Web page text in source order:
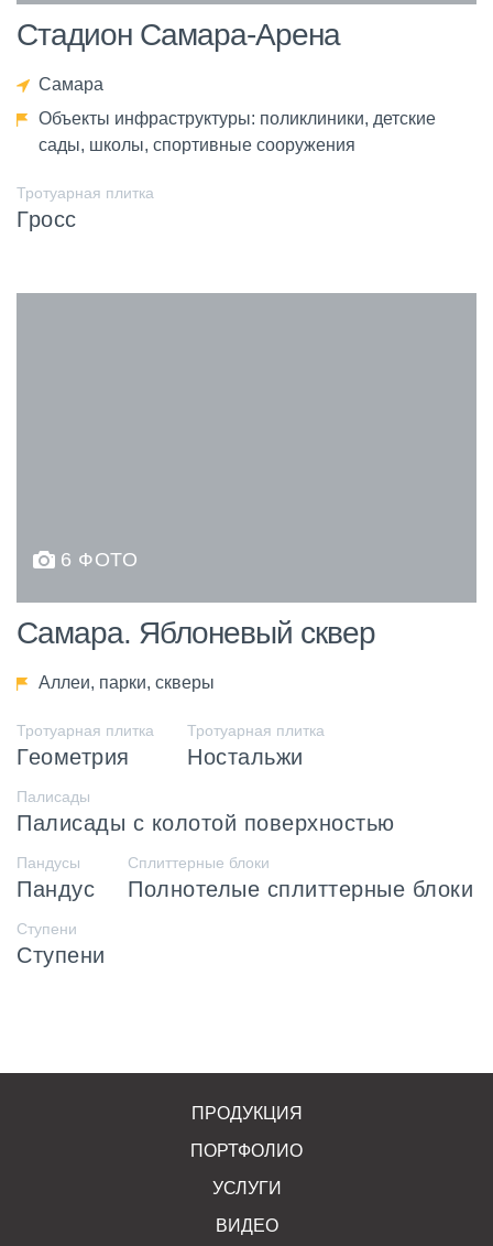
Стадион Самара-Арена
Самара
Объекты инфраструктуры: поликлиники, детские
сады, школы, спортивные сооружения
Тротуарная плитка
Гросс
6 ФОТО
Самара. Яблоневый сквер
Аллеи, парки, скверы
Тротуарная плитка
Геометрия
Тротуарная плитка
Ностальжи
Палисады
Палисады с колотой поверхностью
Пандусы
Пандус
Сплиттерные блоки
Полнотелые сплиттерные блоки
Ступени
Ступени
ПРОДУКЦИЯ
ПОРТФОЛИО
УСЛУГИ
ВИДЕО